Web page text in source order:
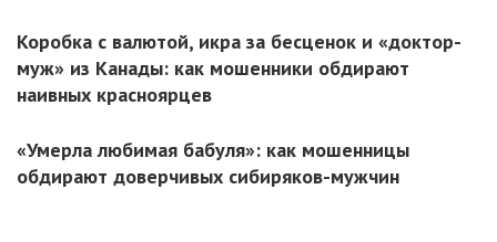
Коробка с валютой, икра за бесценок и «доктор-
муж» из Канады: как мошенники обдирают
наивных красноярцев
«Умерла любимая бабуля»: как мошенницы
обдирают доверчивых сибиряков-мужчин